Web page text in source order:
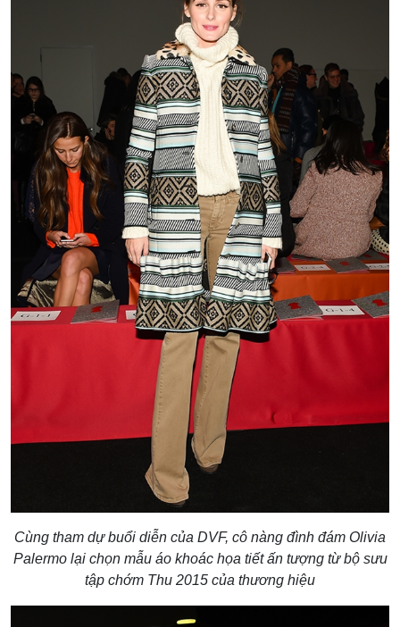
Cùng tham dự buổi diễn của DVF, cô nàng đình đám Olivia
Palermo lại chọn mẫu áo khoác họa tiết ấn tượng từ bộ sưu
tập chớm Thu 2015 của thương hiệu